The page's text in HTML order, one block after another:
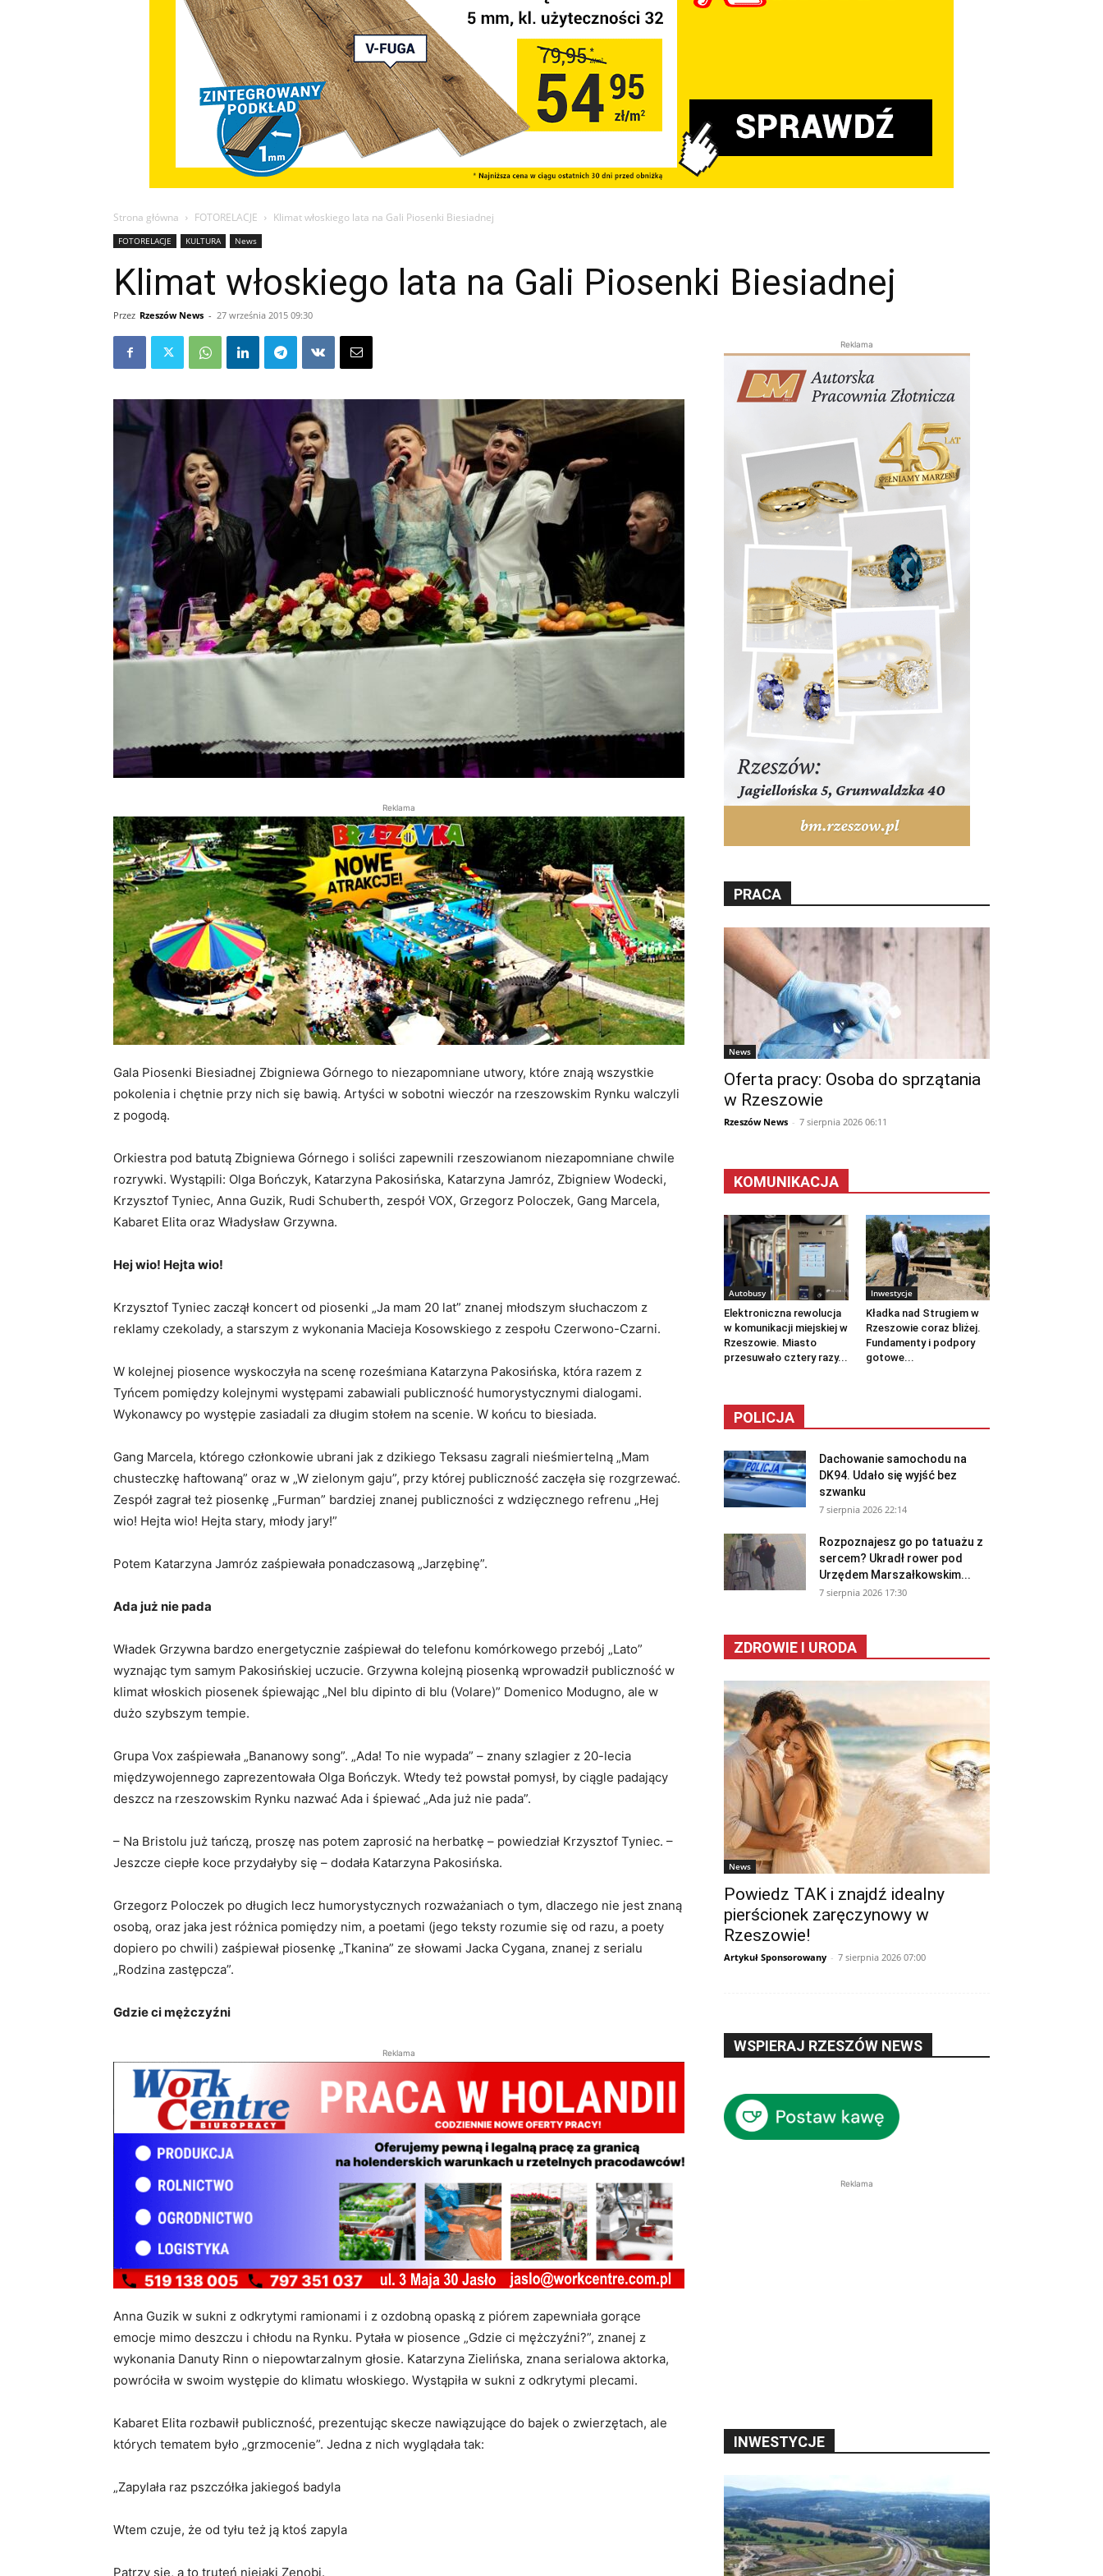
Strona główna FOTORELACJE Klimat włoskiego lata na Gali Piosenki Biesiadnej
FOTORELACJE KULTURA News
Klimat włoskiego lata na Gali Piosenki Biesiadnej
Przez Rzeszów News - 27 września 2015 09:30
Reklama
Gala Piosenki Biesiadnej Zbigniewa Górnego to niezapomniane utwory, które znają wszystkie
pokolenia i chętnie przy nich się bawią. Artyści w sobotni wieczór na rzeszowskim Rynku walczyli
z pogodą.
Orkiestra pod batutą Zbigniewa Górnego i soliści zapewnili rzeszowianom niezapomniane chwile
rozrywki. Wystąpili: Olga Bończyk, Katarzyna Pakosińska, Katarzyna Jamróz, Zbigniew Wodecki,
Krzysztof Tyniec, Anna Guzik, Rudi Schuberth, zespół VOX, Grzegorz Poloczek, Gang Marcela,
Kabaret Elita oraz Władysław Grzywna.
Hej wio! Hejta wio!
Krzysztof Tyniec zaczął koncert od piosenki „Ja mam 20 lat” znanej młodszym słuchaczom z
reklamy czekolady, a starszym z wykonania Macieja Kosowskiego z zespołu Czerwono-Czarni.
W kolejnej piosence wyskoczyła na scenę roześmiana Katarzyna Pakosińska, która razem z
Tyńcem pomiędzy kolejnymi występami zabawiali publiczność humorystycznymi dialogami.
Wykonawcy po występie zasiadali za długim stołem na scenie. W końcu to biesiada.
Gang Marcela, którego członkowie ubrani jak z dzikiego Teksasu zagrali nieśmiertelną „Mam
chusteczkę haftowaną” oraz w „W zielonym gaju”, przy której publiczność zaczęła się rozgrzewać.
Zespół zagrał też piosenkę „Furman” bardziej znanej publiczności z wdzięcznego refrenu „Hej
wio! Hejta wio! Hejta stary, młody jary!”
Potem Katarzyna Jamróz zaśpiewała ponadczasową „Jarzębinę”.
Ada już nie pada
Władek Grzywna bardzo energetycznie zaśpiewał do telefonu komórkowego przebój „Lato”
wyznając tym samym Pakosińskiej uczucie. Grzywna kolejną piosenką wprowadził publiczność w
klimat włoskich piosenek śpiewając „Nel blu dipinto di blu (Volare)” Domenico Modugno, ale w
dużo szybszym tempie.
Grupa Vox zaśpiewała „Bananowy song”. „Ada! To nie wypada” – znany szlagier z 20-lecia
międzywojennego zaprezentowała Olga Bończyk. Wtedy też powstał pomysł, by ciągle padający
deszcz na rzeszowskim Rynku nazwać Ada i śpiewać „Ada już nie pada”.
– Na Bristolu już tańczą, proszę nas potem zaprosić na herbatkę – powiedział Krzysztof Tyniec. –
Jeszcze ciepłe koce przydałyby się – dodała Katarzyna Pakosińska.
Grzegorz Poloczek po długich lecz humorystycznych rozważaniach o tym, dlaczego nie jest znaną
osobą, oraz jaka jest różnica pomiędzy nim, a poetami (jego teksty rozumie się od razu, a poety
dopiero po chwili) zaśpiewał piosenkę „Tkanina” ze słowami Jacka Cygana, znanej z serialu
„Rodzina zastępcza”.
Gdzie ci mężczyźni
Reklama
Anna Guzik w sukni z odkrytymi ramionami i z ozdobną opaską z piórem zapewniała gorące
emocje mimo deszczu i chłodu na Rynku. Pytała w piosence „Gdzie ci mężczyźni?”, znanej z
wykonania Danuty Rinn o niepowtarzalnym głosie. Katarzyna Zielińska, znana serialowa aktorka,
powróciła w swoim występie do klimatu włoskiego. Wystąpiła w sukni z odkrytymi plecami.
Kabaret Elita rozbawił publiczność, prezentując skecze nawiązujące do bajek o zwierzętach, ale
których tematem było „grzmocenie”. Jedna z nich wyglądała tak:
„Zapylała raz pszczółka jakiegoś badyla
Wtem czuje, że od tyłu też ją ktoś zapyla
Patrzy się, a to truteń niejaki Zenobi.
Reklama
PRACA
News
Oferta pracy: Osoba do sprzątania
w Rzeszowie
Rzeszów News - 7 sierpnia 2026 06:11
KOMUNIKACJA
Autobusy
Elektroniczna rewolucja
w komunikacji miejskiej w
Rzeszowie. Miasto
przesuwało cztery razy...
Inwestycje
Kładka nad Strugiem w
Rzeszowie coraz bliżej.
Fundamenty i podpory
gotowe...
POLICJA
Dachowanie samochodu na
DK94. Udało się wyjść bez
szwanku
7 sierpnia 2026 22:14
Rozpoznajesz go po tatuażu z
sercem? Ukradł rower pod
Urzędem Marszałkowskim...
7 sierpnia 2026 17:30
ZDROWIE I URODA
News
Powiedz TAK i znajdź idealny
pierścionek zaręczynowy w
Rzeszowie!
Artykuł Sponsorowany - 7 sierpnia 2026 07:00
WSPIERAJ RZESZÓW NEWS
Reklama
INWESTYCJE